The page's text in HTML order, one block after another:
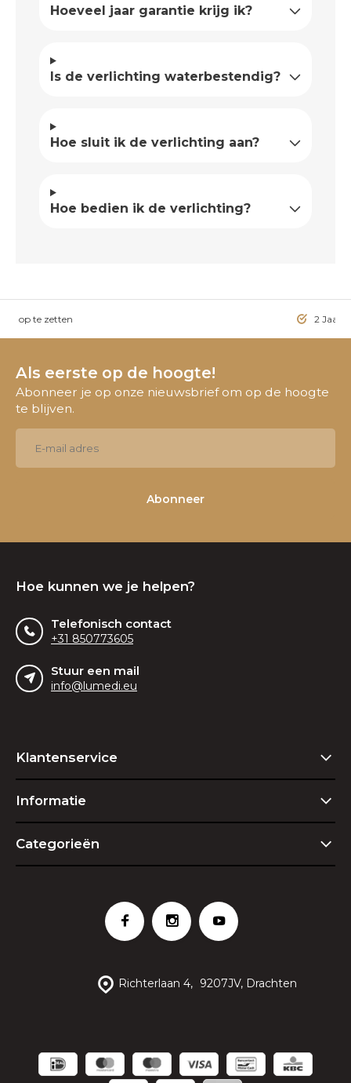
Hoeveel jaar garantie krijg ik?
Is de verlichting waterbestendig?
Hoe sluit ik de verlichting aan?
Hoe bedien ik de verlichting?
op te zetten 2 Jaar
Als eerste op de hoogte!
Abonneer je op onze nieuwsbrief om op de hoogte
te blijven.
Abonneer
Hoe kunnen we je helpen?
Telefonisch contact
+31 850773605
Stuur een mail
info@lumedi.eu
Klantenservice
Informatie
Categorieën
Richterlaan 4, 9207JV, Drachten